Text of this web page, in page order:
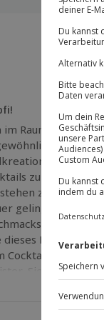
Raum
mixen
zubereitest.
zur
gelingt. Beim
Erlebnis –
Cocktailkurs
Sichere dir